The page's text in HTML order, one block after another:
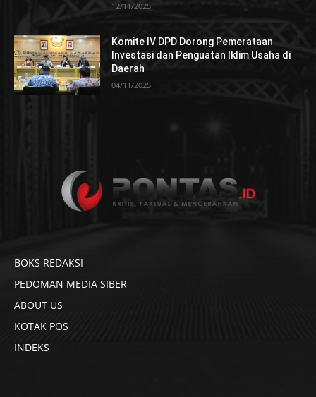
12/11/2025
Komite IV DPD Dorong Pemerataan
Investasi dan Penguatan Iklim Usaha di
Daerah
04/11/2025
BOKS REDAKSI
PEDOMAN MEDIA SIBER
ABOUT US
KOTAK POS
INDEKS